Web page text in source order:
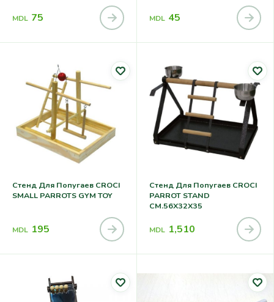
MDL 75 MDL 45
Стенд Для Попугаев CROCI
SMALL PARROTS GYM TOY
MDL 195
Стенд Для Попугаев CROCI
PARROT STAND
CM.56X32X35
MDL 1,510